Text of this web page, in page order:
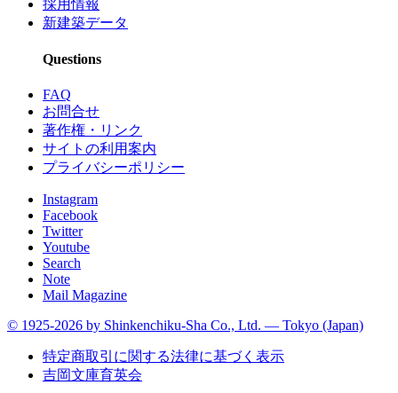
採用情報
新建築データ
Questions
FAQ
お問合せ
著作権・リンク
サイトの利用案内
プライバシーポリシー
Instagram
Facebook
Twitter
Youtube
Search
Note
Mail Magazine
© 1925-2026 by Shinkenchiku-Sha Co., Ltd. — Tokyo (Japan)
特定商取引に関する法律に基づく表示
吉岡文庫育英会